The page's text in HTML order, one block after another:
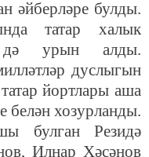
әйберләре булды.
татар халык
дә урын алды.
дуслыгын
йортлары аша
хозурланды.
булган Резидә
Илнар Хәсәнов